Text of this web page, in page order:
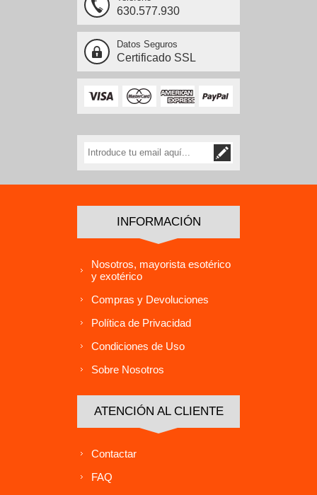
630.577.930
Datos Seguros
Certificado SSL
INFORMACIÓN
Nosotros, mayorista esotérico
y exotérico
Compras y Devoluciones
Política de Privacidad
Condiciones de Uso
Sobre Nosotros
ATENCIÓN AL CLIENTE
Contactar
FAQ